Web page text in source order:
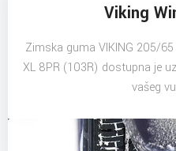
Viking
Zimska guma VIKING 205/
XL 8PR (103R) dostupna je
vašeg